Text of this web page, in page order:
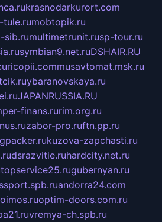
krasnodarkurort.com
tule.rumobtopik.ru
sib.rumultimetrunit.rusp-tour.ru
symbian9.net.ruDSHAIR.RU
musavtomat.msk.ru
ybaranovskaya.ru
JAPANRUSSIA.RU
finans.rurim.org.ru
zabor-pro.ruftn.pp.ru
kuzova-zapchasti.ru
dsrazvitie.ruhardcity.net.ru
topservice25.rugubernyan.ru
andorra24.com
optim-doors.com.ru
vremya-ch.spb.ru